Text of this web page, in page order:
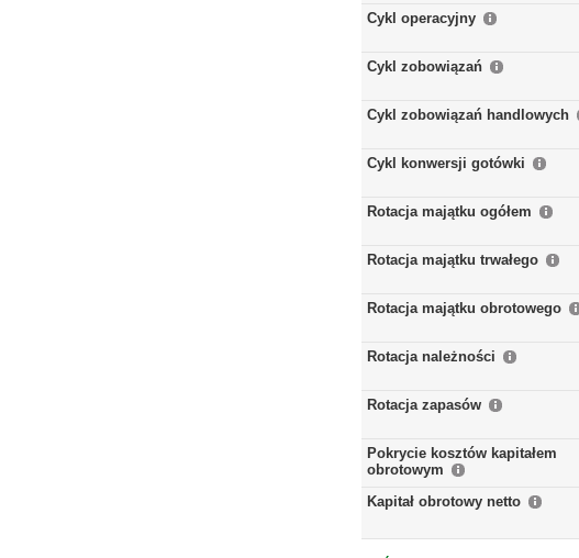
Cykl operacyjny
Cykl zobowiązań
Cykl zobowiązań handlowych
Cykl konwersji gotówki
Rotacja majątku ogółem
Rotacja majątku trwałego
Rotacja majątku obrotowego
Rotacja należności
Rotacja zapasów
Pokrycie kosztów kapitałem
obrotowym
Kapitał obrotowy netto